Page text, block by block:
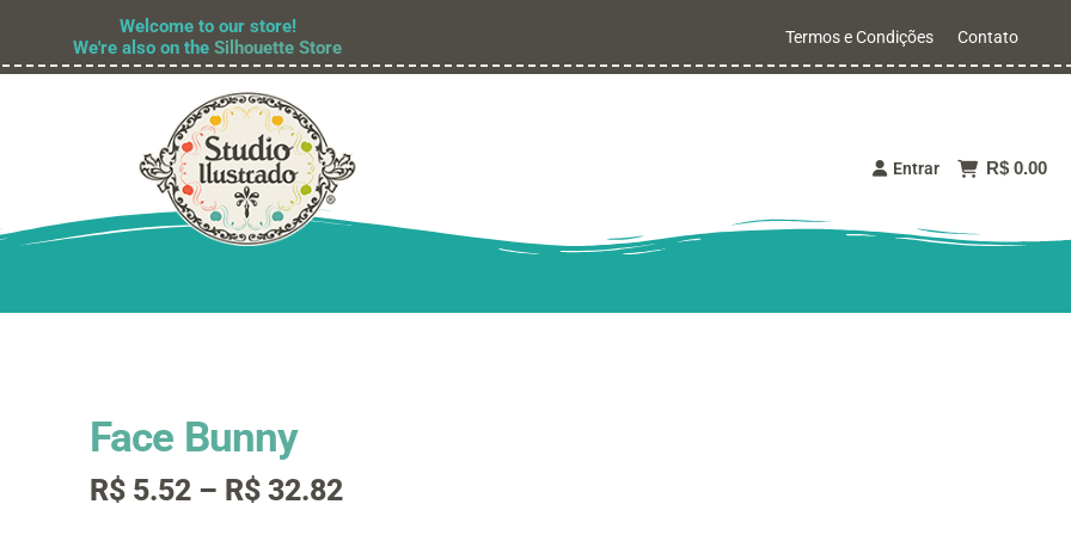
Welcome to our store!
We're also on theSilhouette Store Termos e Condições Contato
Entrar R$ 0.00
Face Bunny
R$5.52 – R$32.82Faixa